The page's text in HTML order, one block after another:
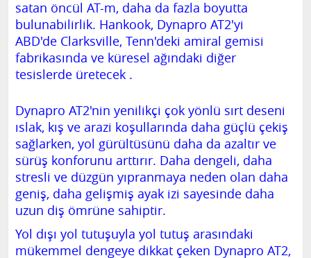
satan öncül AT-m, daha da fazla boyutta
bulunabilirlik. Hankook, Dynapro AT2'yi
ABD'de Clarksville, Tenn'deki amiral gemisi
fabrikasında ve küresel ağındaki diğer
tesislerde üretecek .
Dynapro AT2'nin yenilikçi çok yönlü sırt deseni
ıslak, kış ve arazi koşullarında daha güçlü çekiş
sağlarken, yol gürültüsünü daha da azaltır ve
sürüş konforunu arttırır. Daha dengeli, daha
stresli ve düzgün yıpranmaya neden olan daha
geniş, daha gelişmiş ayak izi sayesinde daha
uzun diş ömrüne sahiptir.
Yol dışı yol tutuşuyla yol tutuş arasındaki
mükemmel dengeye dikkat çeken Dynapro AT2,